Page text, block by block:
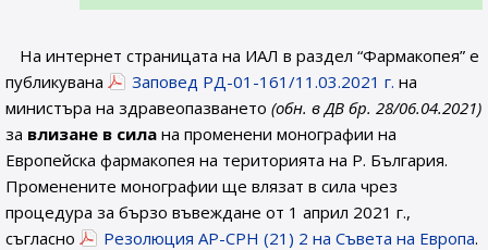
На интернет страницата на ИАЛ в раздел “Фармакопея” е
публикувана
Заповед РД-01-161/11.03.2021 г. на
министъра на здравеопазването (обн. в ДВ бр. 28/06.04.2021)
за влизане в сила на променени монографии на
Европейска фармакопея на територията на Р. България.
Променените монографии ще влязат в сила чрез
процедура за бързо въвеждане от 1 април 2021 г.,
съгласно
Резолюция AP-CPH (21) 2 на Съвета на Европа.